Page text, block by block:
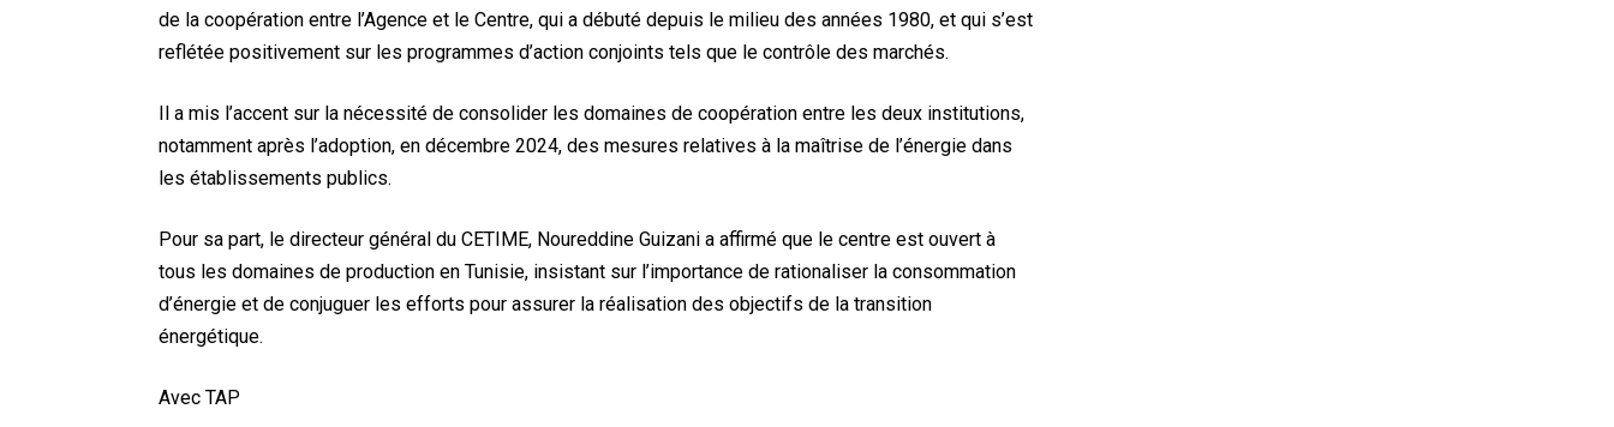
de la coopération entre l’Agence et le Centre, qui a débuté depuis le milieu des années 1980, et qui s’est
reflétée positivement sur les programmes d’action conjoints tels que le contrôle des marchés.
Il a mis l’accent sur la nécessité de consolider les domaines de coopération entre les deux institutions,
notamment après l’adoption, en décembre 2024, des mesures relatives à la maîtrise de l’énergie dans
les établissements publics.
Pour sa part, le directeur général du CETIME, Noureddine Guizani a affirmé que le centre est ouvert à
tous les domaines de production en Tunisie, insistant sur l’importance de rationaliser la consommation
d’énergie et de conjuguer les efforts pour assurer la réalisation des objectifs de la transition
énergétique.
Avec TAP